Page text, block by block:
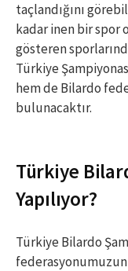
taçlandığını
kadar inen bir spor
gösteren
Türkiye
hem de Bilardo
bulunacaktır.
Türkiye
Yapılıyor?
Türkiye Bilardo